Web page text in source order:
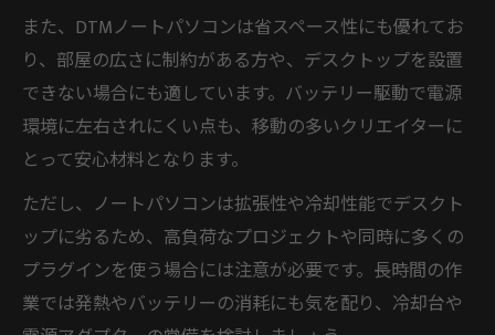
また、DTMノートパソコンは省スペース性にも優れてお
り、部屋の広さに制約がある方や、デスクトップを設置
できない場合にも適しています。バッテリー駆動で電源
環境に左右されにくい点も、移動の多いクリエイターに
とって安心材料となります。
ただし、ノートパソコンは拡張性や冷却性能でデスクト
ップに劣るため、高負荷なプロジェクトや同時に多くの
プラグインを使う場合には注意が必要です。長時間の作
業では発熱やバッテリーの消耗にも気を配り、冷却台や